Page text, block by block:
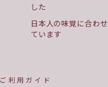
した
日本人の味覚に合わせ
ています
ご利用ガイド